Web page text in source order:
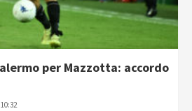
per Mazzotta: accordo